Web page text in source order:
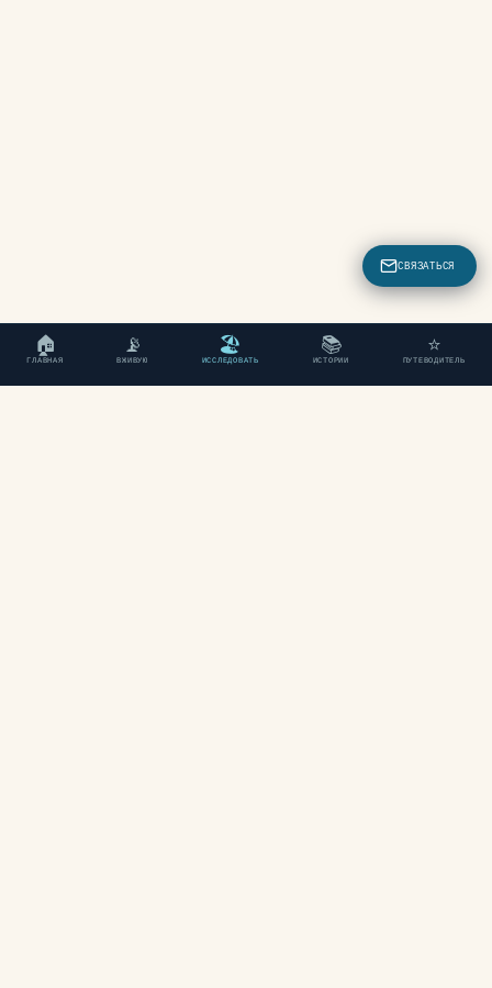
🏠
ГЛАВНАЯ
📡
ВЖИВУЮ
🏖
ИССЛЕДОВАТЬ
📚
ИСТОРИИ
⭐
ПУТЕВОДИТЕЛЬ
СВЯЗАТЬСЯ